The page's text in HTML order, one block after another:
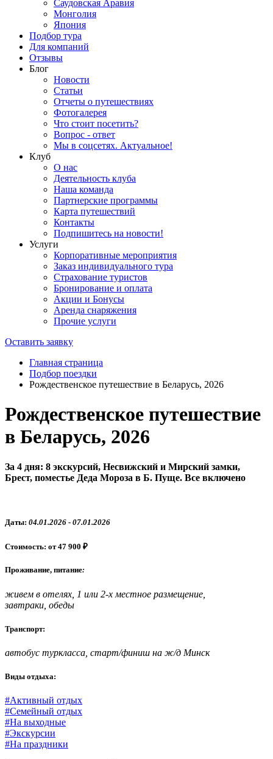
Саудовская Аравия
Монголия
Япония
Подбор тура
Для компаний
Отзывы
Блог
Новости
Статьи
Отчеты о путешествиях
Фотогалерея
Что стоит посетить?
Вопрос - ответ
Мы в соцсетях. Актуальное!
Клуб
О нас
Деятельность клуба
Наша команда
Партнерские программы
Карта путешествий
Контакты
Подпишитесь на новости!
Услуги
Корпоративные мероприятия
Заказ индивидуального тура
Страхование туристов
Бронирование и оплата
Акции и Бонусы
Аренда снаряжения
Прочие услуги
Оставить заявку
Главная страница
Подбор поездки
Рождественское путешествие в Беларусь, 2026
Рождественское путешествие
в Беларусь, 2026
За 4 дня: 8 экскурсий, Несвижский и Мирский замки,
Брест, поместье Деда Мороза в Б. Пуще. Все включено
Даты: 04.01.2026 - 07.01.2026
Стоимость: от 47 900 ₽
Проживание, питание:
живем в отелях, 1 или 2-х местное размещение,
завтраки, обеды
Транспорт:
автобус туркласса, старт/финиш на ж/д Минск
Виды отдыха:
#Активный отдых
#Семейный отдых
#На выходные
#Экскурсии
#На праздники